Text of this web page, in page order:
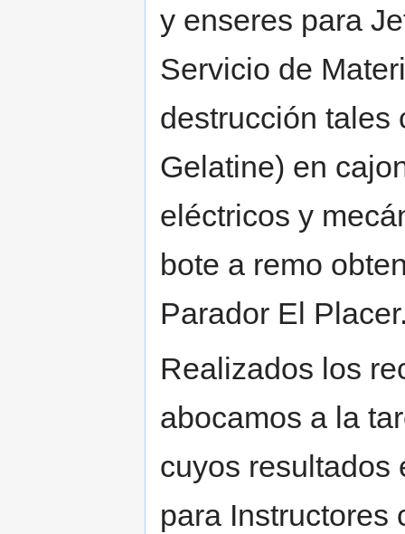
y enseres para
Servicio de
destrucción tales
Gelatine) en
eléctricos y
bote a remo
Parador El
Realizados los
abocamos a la
cuyos resultados
para Instructores